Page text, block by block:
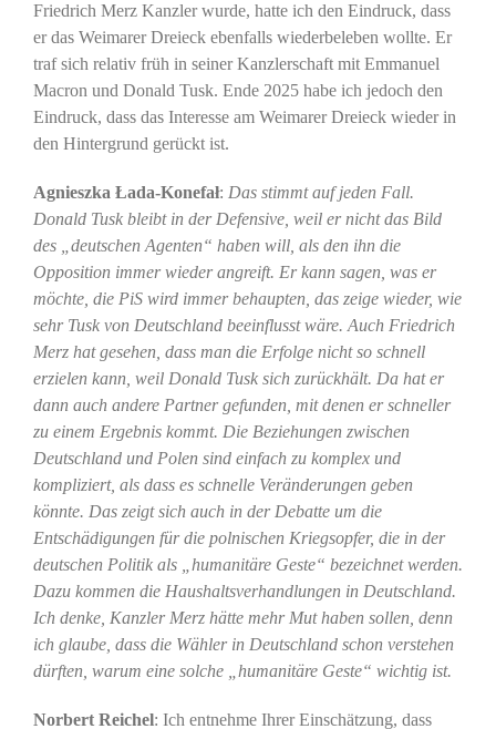
Friedrich Merz Kanzler wurde, hatte ich den Eindruck, dass
er das Weimarer Dreieck ebenfalls wiederbeleben wollte. Er
traf sich relativ früh in seiner Kanzlerschaft mit Emmanuel
Macron und Donald Tusk. Ende 2025 habe ich jedoch den
Eindruck, dass das Interesse am Weimarer Dreieck wieder in
den Hintergrund gerückt ist.
Agnieszka Łada-Konefał: Das stimmt auf jeden Fall.
Donald Tusk bleibt in der Defensive, weil er nicht das Bild
des „deutschen Agenten“ haben will, als den ihn die
Opposition immer wieder angreift. Er kann sagen, was er
möchte, die PiS wird immer behaupten, das zeige wieder, wie
sehr Tusk von Deutschland beeinflusst wäre. Auch Friedrich
Merz hat gesehen, dass man die Erfolge nicht so schnell
erzielen kann, weil Donald Tusk sich zurückhält. Da hat er
dann auch andere Partner gefunden, mit denen er schneller
zu einem Ergebnis kommt. Die Beziehungen zwischen
Deutschland und Polen sind einfach zu komplex und
kompliziert, als dass es schnelle Veränderungen geben
könnte. Das zeigt sich auch in der Debatte um die
Entschädigungen für die polnischen Kriegsopfer, die in der
deutschen Politik als „humanitäre Geste“ bezeichnet werden.
Dazu kommen die Haushaltsverhandlungen in Deutschland.
Ich denke, Kanzler Merz hätte mehr Mut haben sollen, denn
ich glaube, dass die Wähler in Deutschland schon verstehen
dürften, warum eine solche „humanitäre Geste“ wichtig ist.
Norbert Reichel: Ich entnehme Ihrer Einschätzung, dass